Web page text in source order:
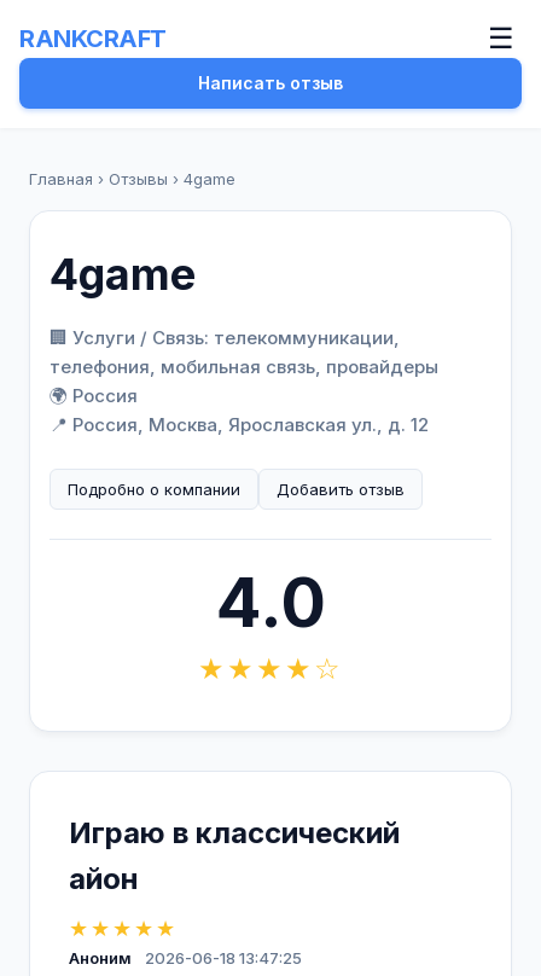
RANKCRAFT ☰
Написать отзыв
Главная › Отзывы › 4game
4game
🏢 Услуги / Связь: телекоммуникации,
телефония, мобильная связь, провайдеры
🌍 Россия
📍 Россия, Москва, Ярославская ул., д. 12
Подробно о компании Добавить отзыв
4.0
★★★★☆
Играю в классический
айон
★★★★★
Аноним
2026-06-18 13:47:25